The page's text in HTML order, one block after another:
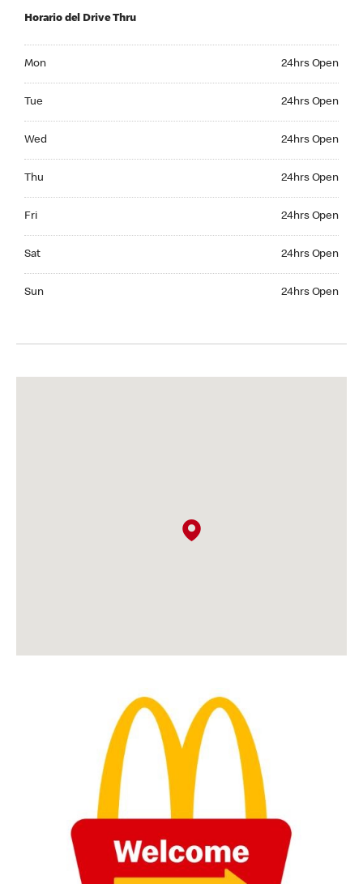
Horario del Drive Thru
Mon 24hrs Open
Tue 24hrs Open
Wed 24hrs Open
Thu 24hrs Open
Fri 24hrs Open
Sat 24hrs Open
Sun 24hrs Open